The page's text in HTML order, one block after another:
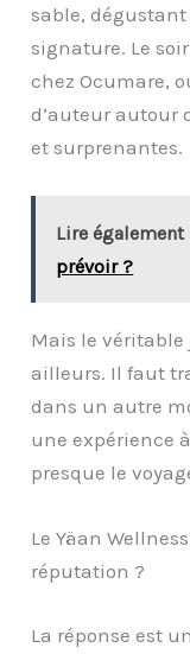
sable,
signature. Le
chez Ocumare,
d’auteur autour
et surprenantes.
Lire également
prévoir ?
Mais le véritable
ailleurs. Il faut
dans un autre
une expérience
presque le
Le Yäan
réputation ?
La réponse est